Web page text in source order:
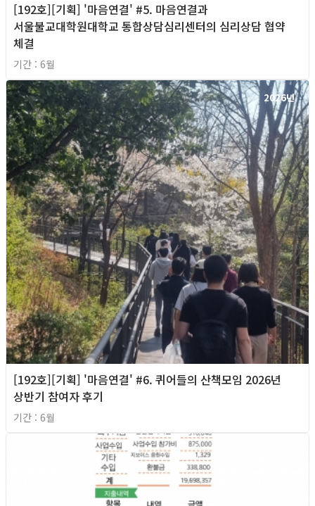
[192호][기획] '마음연결' #5. 마음연결과
서울불교대학원대학교 통합상담심리센터의 심리상담 협약
체결
기간 : 6월
2026년
[192호][기획] '마음연결' #6. 퀴어들의 산책모임 2026년
상반기 참여자 후기
기간 : 6월